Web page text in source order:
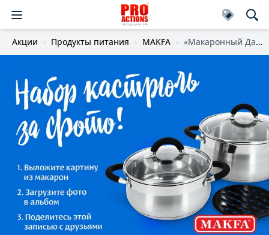
Акции Продукты питания MAKFA «Макаронный Дали»